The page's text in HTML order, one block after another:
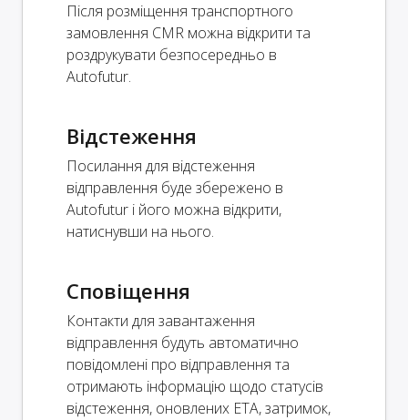
Після розміщення транспортного
замовлення CMR можна відкрити та
роздрукувати безпосередньо в
Autofutur.
Відстеження
Посилання для відстеження
відправлення буде збережено в
Autofutur і його можна відкрити,
натиснувши на нього.
Сповіщення
Контакти для завантаження
відправлення будуть автоматично
повідомлені про відправлення та
отримають інформацію щодо статусів
відстеження, оновлених ETA, затримок,